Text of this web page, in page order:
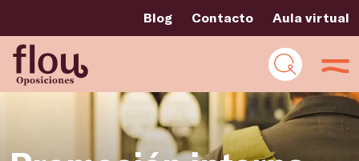
Blog Contacto Aula virtual